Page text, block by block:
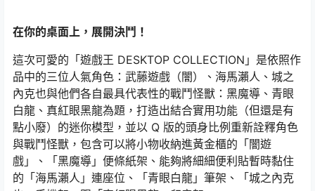
在你的桌面上，展開決鬥！
這次可愛的「遊戲王 DESKTOP COLLECTION」是依照作
品中的三位人氣角色：武藤遊戲（闇）、海馬瀨人、城之
內克也與他們各自最具代表性的戰鬥怪獸：黑魔導、青眼
白龍、真紅眼黑龍為題，打造出結合實用功能（但還是有
點小廢）的迷你模型，並以 Q 版的頭身比例重新詮釋角色
與戰鬥怪獸，包含可以將小物收納進黃金櫃的「闇遊
戲」、「黑魔導」便條紙架、能夠將細細便利貼暫時黏住
的「海馬瀨人」連座位、「青眼白龍」筆架、「城之內克